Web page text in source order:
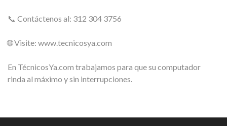
📞 Contáctenos al: 312 304 3756
🌐 Visite: www.tecnicosya.com
En TécnicosYa.com trabajamos para que su computador
rinda al máximo y sin interrupciones.